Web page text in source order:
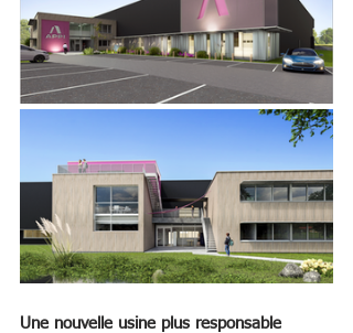
Une nouvelle usine plus responsable